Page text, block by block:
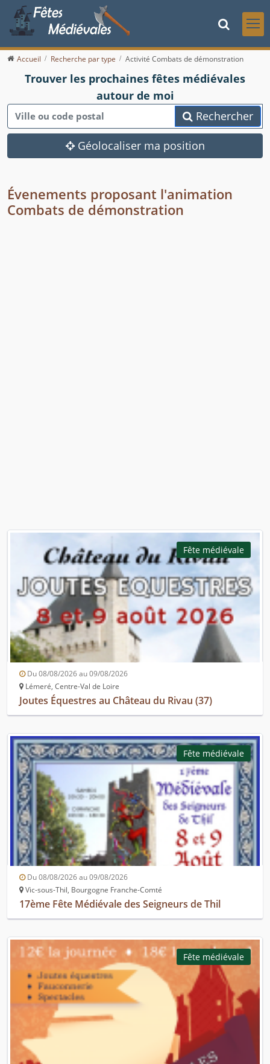
Accueil Recherche par type Activité Combats de démonstration
Trouver les prochaines fêtes médiévales
autour de moi
Rechercher
Géolocaliser ma position
Évenements proposant l'animation
Combats de démonstration
Fête médiévale
Du 08/08/2026 au 09/08/2026
Lémeré, Centre-Val de Loire
Joutes Équestres au Château du Rivau (37)
Fête médiévale
Du 08/08/2026 au 09/08/2026
Vic-sous-Thil, Bourgogne Franche-Comté
17ème Fête Médiévale des Seigneurs de Thil
Fête médiévale